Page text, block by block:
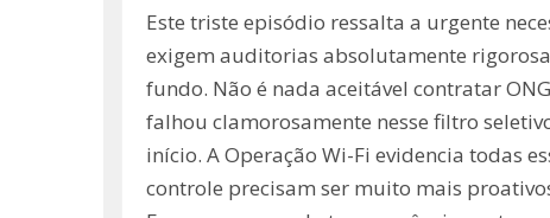
Este triste episódio ressalta a urgente
exigem auditorias absolutamente
fundo. Não é nada aceitável contratar
falhou clamorosamente nesse filtro
início. A Operação Wi-Fi evidencia todas
controle precisam ser muito mais